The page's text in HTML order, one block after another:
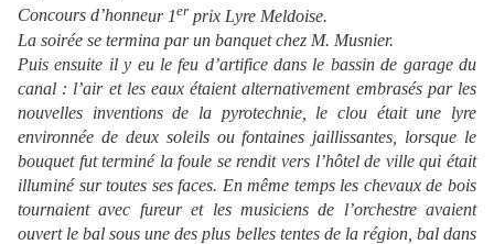
Concours d’honneur 1er prix Lyre Meldoise.
La soirée se termina par un banquet chez M. Musnier.
Puis ensuite il y eu le feu d’artifice dans le bassin de garage du
canal : l’air et les eaux étaient alternativement embrasés par les
nouvelles inventions de la pyrotechnie, le clou était une lyre
environnée de deux soleils ou fontaines jaillissantes, lorsque le
bouquet fut terminé la foule se rendit vers l’hôtel de ville qui était
illuminé sur toutes ses faces. En même temps les chevaux de bois
tournaient avec fureur et les musiciens de l’orchestre avaient
ouvert le bal sous une des plus belles tentes de la région, bal dans